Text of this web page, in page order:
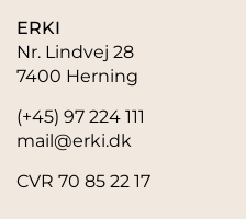
ERKI
Nr. Lindvej 28
7400 Herning
(+45) 97 224 111
mail@erki.dk
CVR 70 85 22 17